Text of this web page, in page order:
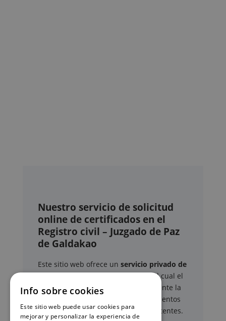
Nuestro servicio de solicitud
online de certificados en el
Registro civil – Juzgado de Paz
de Galdakao
Este sitio web ofrece un servicio privado de
gestión administrativamediante el cual el
usuario puede delegar voluntariamente la
tramitación de determinados documentos
oficiales ante los organismos competentes.
Info sobre cookies
Este sitio web puede usar cookies para
mejorar y personalizar la experiencia de